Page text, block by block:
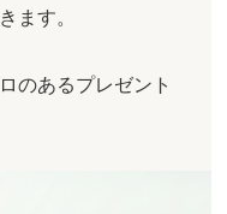
ます。
のあるプレゼント